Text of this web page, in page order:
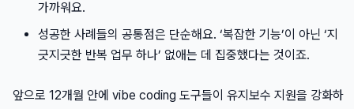
가까워요.
성공한 사례들의 공통점은 단순해요. ‘복잡한 기능’이 아닌 ‘지
긋지긋한 반복 업무 하나’ 없애는 데 집중했다는 것이죠.
앞으로 12개월 안에 vibe coding 도구들이 유지보수 지원을 강화하